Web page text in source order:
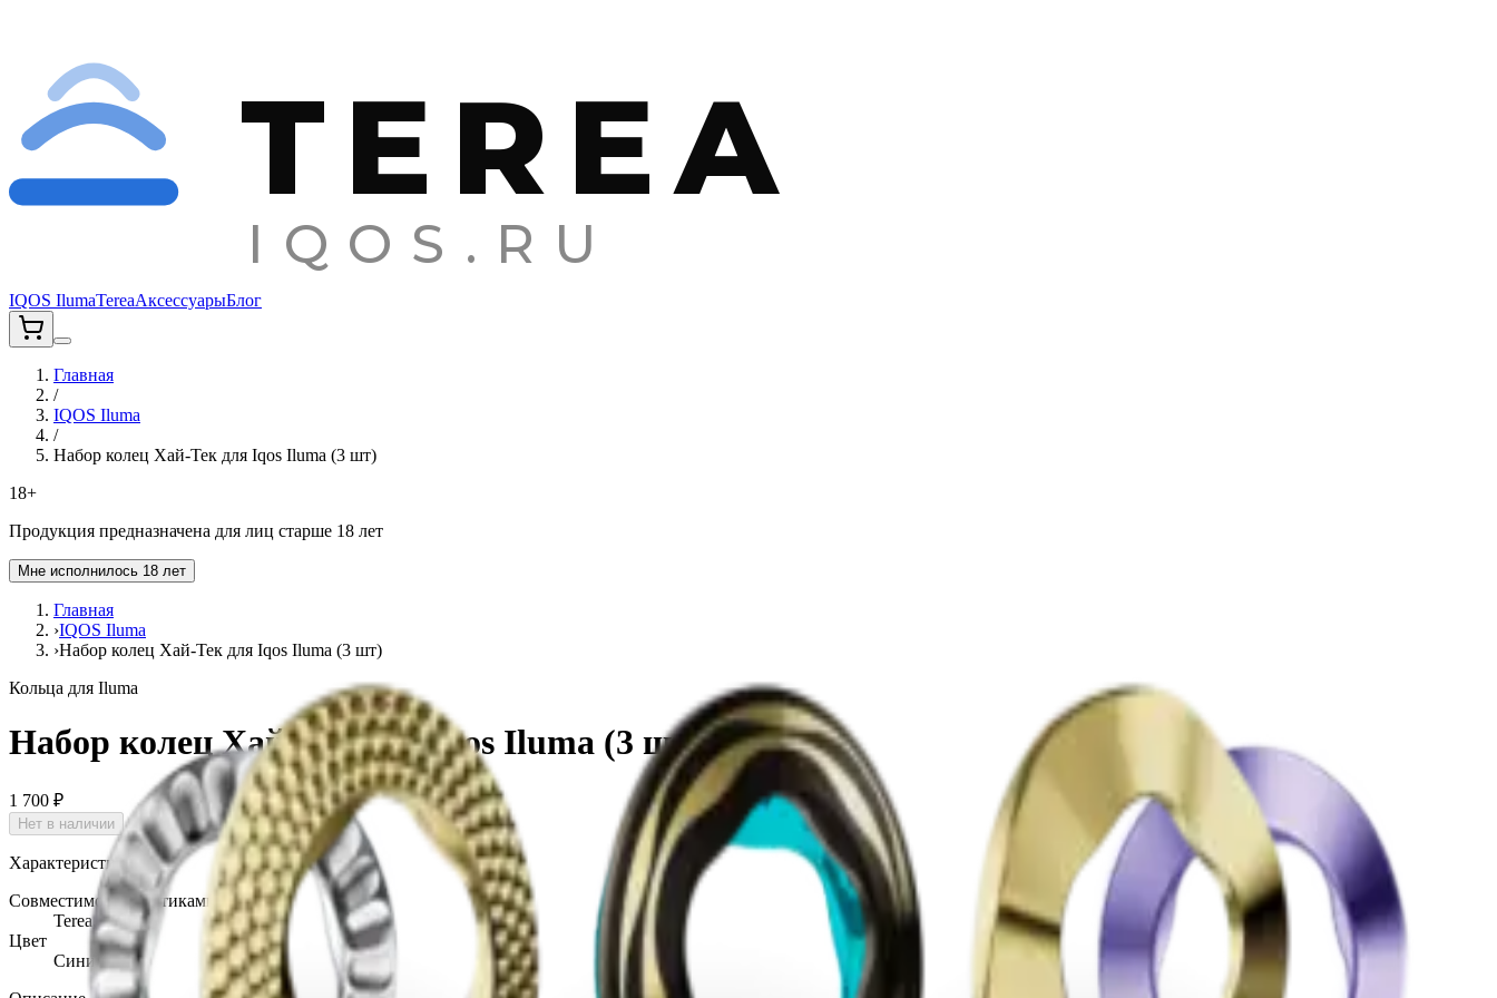
TEREA
IQOS.RU
IQOS IlumaTereaАксессуарыБлог
Главная
/
IQOS Iluma
/
Набор колец Хай-Тек для Iqos Iluma (3 шт)
18+
Продукция предназначена для лиц старше 18 лет
Мне исполнилось 18 лет
Главная
›IQOS Iluma
›Набор колец Хай-Тек для Iqos Iluma (3 шт)
Кольца для Iluma
Набор колец Хай-Тек для Iqos Iluma (3 шт)
1 700 ₽
Нет в наличии
Характеристики
Совместимость со стиками
Terea, Delia
Цвет
Синий